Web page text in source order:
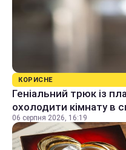
КОРИСНЕ
Геніальний трюк із
охолодити кімнату в
06 серпня 2026, 16:19